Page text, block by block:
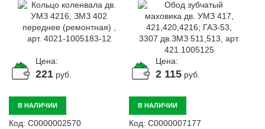
+7 (4162) 22-95-09
Запчасти
+7 (4162) 22-95-79
+7 (4162) 22–95–69
Цена:
221 руб.
В НАЛИЧИИ
Код: С0000002570
421.1005125
Цена:
2 115 руб.
В НАЛИЧИИ
Код: С0000007177